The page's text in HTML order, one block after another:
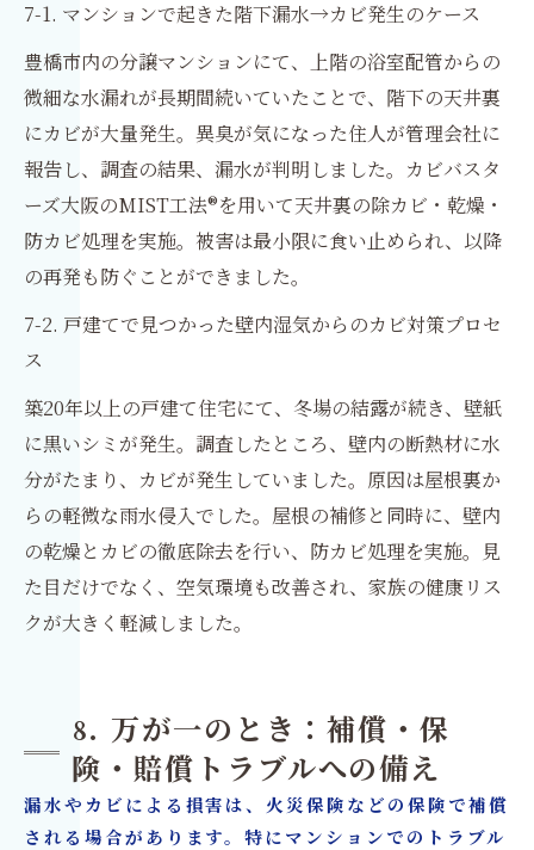
7-1. マンションで起きた階下漏水→カビ発生のケース
豊橋市内の分譲マンションにて、上階の浴室配管からの
微細な水漏れが長期間続いていたことで、階下の天井裏
にカビが大量発生。異臭が気になった住人が管理会社に
報告し、調査の結果、漏水が判明しました。カビバスタ
ーズ大阪のMIST工法®を用いて天井裏の除カビ・乾燥・
防カビ処理を実施。被害は最小限に食い止められ、以降
の再発も防ぐことができました。
7-2. 戸建てで見つかった壁内湿気からのカビ対策プロセ
ス
築20年以上の戸建て住宅にて、冬場の結露が続き、壁紙
に黒いシミが発生。調査したところ、壁内の断熱材に水
分がたまり、カビが発生していました。原因は屋根裏か
らの軽微な雨水侵入でした。屋根の補修と同時に、壁内
の乾燥とカビの徹底除去を行い、防カビ処理を実施。見
た目だけでなく、空気環境も改善され、家族の健康リス
クが大きく軽減しました。
8. 万が一のとき：補償・保
険・賠償トラブルへの備え
漏水やカビによる損害は、火災保険などの保険で補償
される場合があります。特にマンションでのトラブル